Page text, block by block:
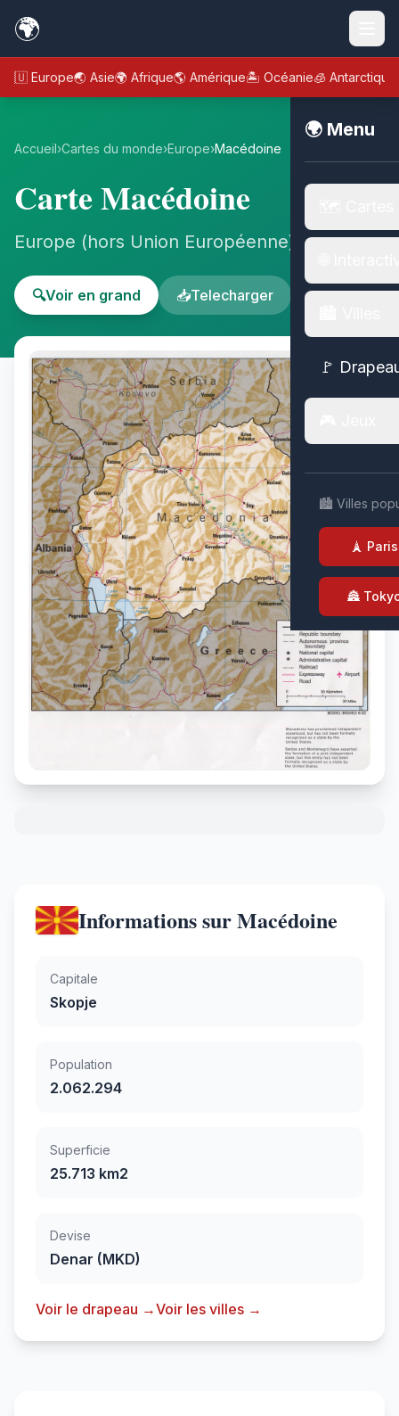
🌍
🇪🇺 Europe🌏 Asie🌍 Afrique🌎 Amérique🏝️ Océanie🧊 Antarctique
🌍 Menu
🚩
🏙️ Villes
🗼 Paris
🏯
Accueil›Cartes du monde›Europe›Macédoine
Carte Macédoine
Europe (hors Union Européenne) - Europe
🔍Voir en grand 📥Telecharger
Informations sur Macédoine
Capitale
Skopje
Population
2.062.294
Superficie
25.713 km2
Devise
Denar (MKD)
Voir le drapeau →Voir les villes →